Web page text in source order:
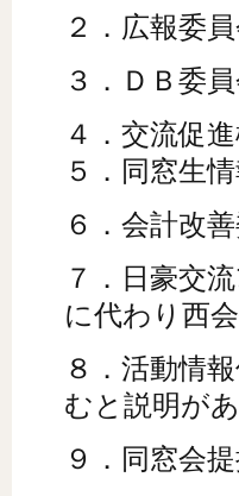
２．広報委
３．ＤＢ委
４．交流促
５．同窓生
６．会計改
７．日豪交
に代わり西
８．活動情
むと説明があ
９．同窓会